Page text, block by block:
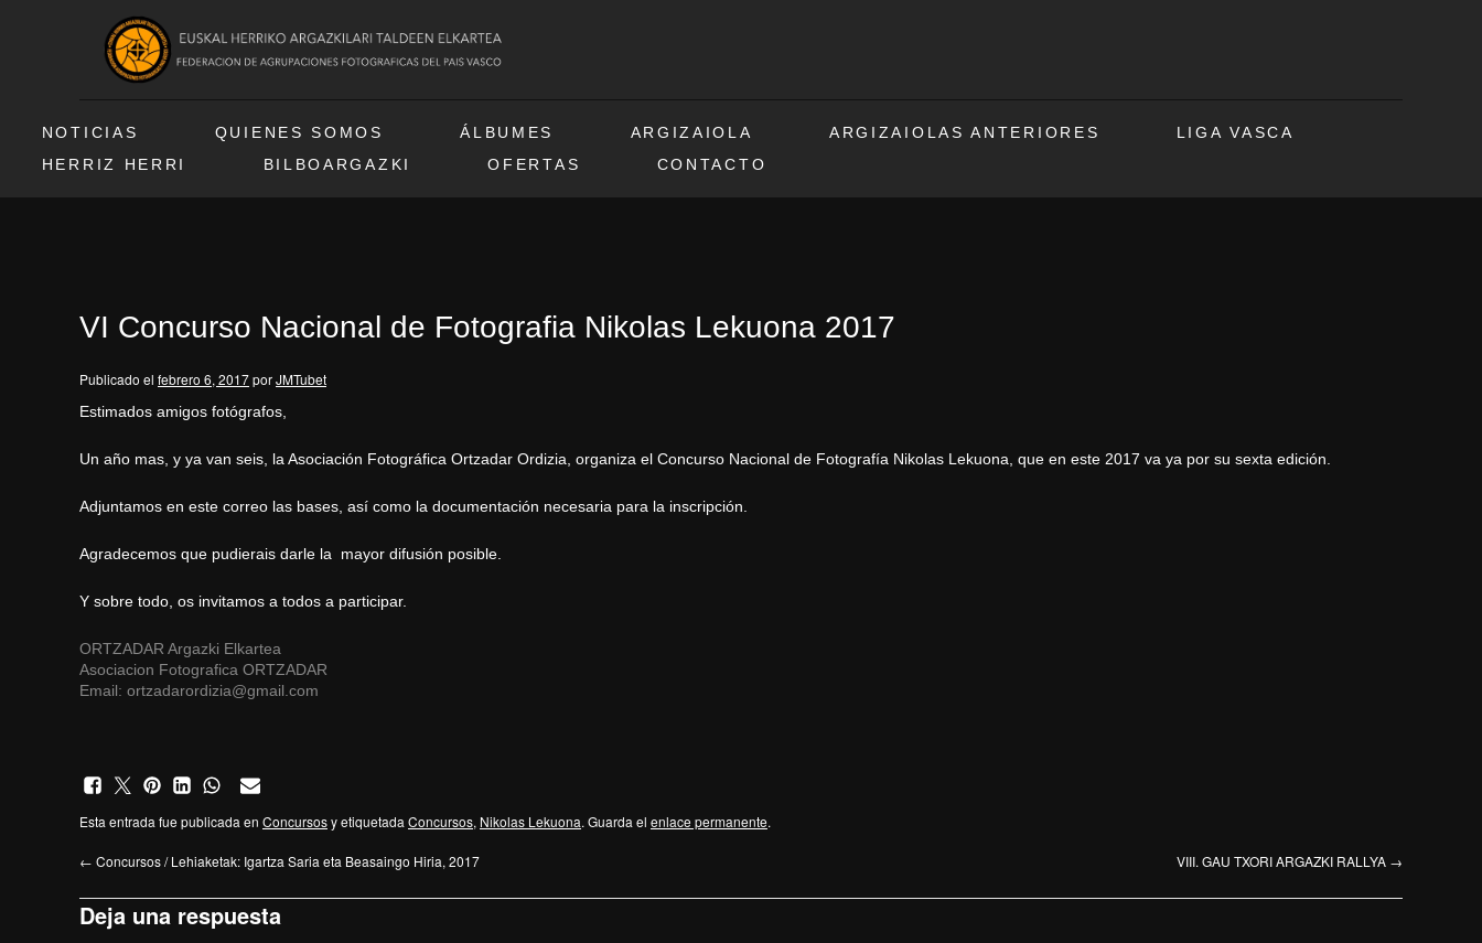
NOTICIAS QUIENES SOMOS ÁLBUMES ARGIZAIOLA ARGIZAIOLAS ANTERIORES
LIGA VASCA
HERRIZ HERRI
BILBOARGAZKI OFERTAS CONTACTO
VI Concurso Nacional de Fotografia Nikolas Lekuona 2017
Publicado el febrero 6, 2017porJMTubet
Estimados amigos fotógrafos,
Un año mas, y ya van seis, la Asociación Fotográfica Ortzadar Ordizia, organiza el Concurso Nacional de Fotografía Nikolas Lekuona, que en este 2017 va ya por su sexta edición.
Adjuntamos en este correo las bases, así como la documentación necesaria para la inscripción.
Agradecemos que pudierais darle la mayor difusión posible.
Y sobre todo, os invitamos a todos a participar.
ORTZADAR Argazki Elkartea
Asociacion Fotografica ORTZADAR
Email: ortzadarordizia@gmail.com
Esta entrada fue publicada en Concursosy etiquetada Concursos, Nikolas Lekuona. Guarda el enlace permanente.
← Concursos / Lehiaketak: Igartza Saria eta Beasaingo Hiria, 2017 VIII. GAU TXORI ARGAZKI RALLYA →
Deja una respuesta